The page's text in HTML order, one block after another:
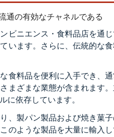
通の有効なチャネルである
ビニエンス・食料品店を通
います。さらに、伝統的な
食料品を便利に入手でき、
まざまな業態が含まれます
に依存しています。
、製パン製品および焼き菓
のような製品を大量に輸入